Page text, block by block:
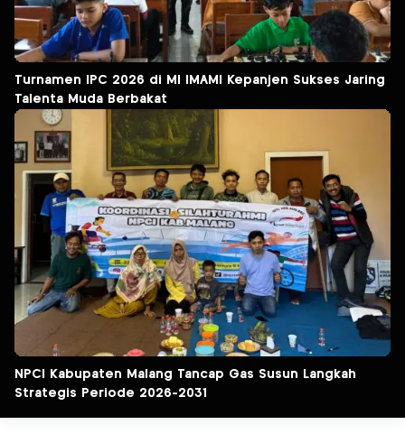
Turnamen IPC 2026 di MI IMAMI Kepanjen Sukses Jaring
Talenta Muda Berbakat
NPCI Kabupaten Malang Tancap Gas Susun Langkah
Strategis Periode 2026-2031